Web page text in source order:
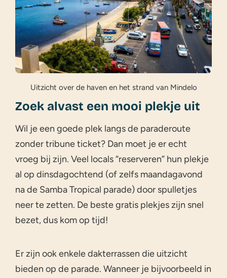
Uitzicht over de haven en het strand van Mindelo
Zoek alvast een mooi plekje uit
Wil je een goede plek langs de paraderoute
zonder tribune ticket? Dan moet je er echt
vroeg bij zijn. Veel locals “reserveren” hun plekje
al op dinsdagochtend (of zelfs maandagavond
na de Samba Tropical parade) door spulletjes
neer te zetten. De beste gratis plekjes zijn snel
bezet, dus kom op tijd!
Er zijn ook enkele dakterrassen die uitzicht
bieden op de parade. Wanneer je bijvoorbeeld in